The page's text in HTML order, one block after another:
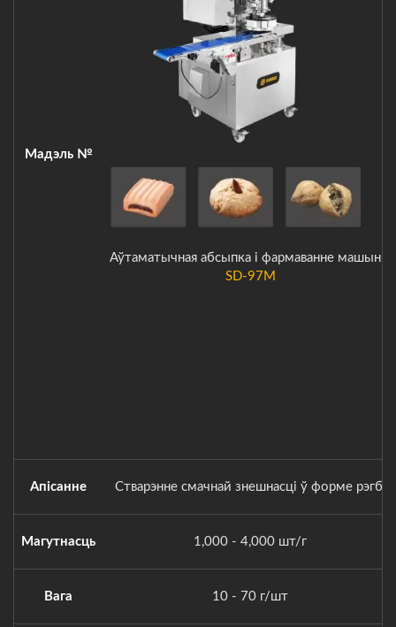
Мадэль №
Аўтаматычная абсыпка і фармаванне машыны
SD-97M
Апісанне Стварэнне смачнай знешнасці ў форме рэгбі
Магутнасць 1,000 - 4,000 шт/г
Вага 10 - 70 г/шт